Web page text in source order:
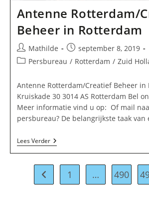
Antenne Rotterdam/
Beheer in Rotterdam
Bericht
auteur:
Mathilde
Bericht
gepubliceerd
september 8, 2019
Berichtcategorie:
Persbureau / Rotterdam / Zuid
Antenne Rotterdam/Creatief Beheer in
Kruiskade 30 3014 AS Rotterdam Bel
Meer informatie vind u op: Of mail
persbureau? De belangrijkste taak van
Lees VerderAntenne
Rotterdam/Creatief
Beheer
In
Rotterdam
Naar vorige pagina
1 … 490